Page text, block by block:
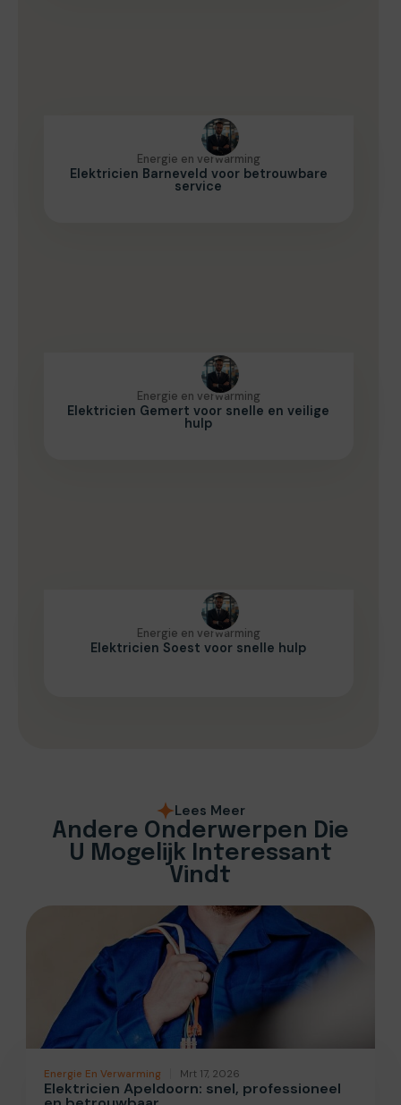
Energie en verwarming
Elektricien Barneveld voor betrouwbare
service
Energie en verwarming
Elektricien Gemert voor snelle en veilige
hulp
Energie en verwarming
Elektricien Soest voor snelle hulp
Lees Meer
Andere Onderwerpen Die
U Mogelijk Interessant
Vindt
Energie En Verwarming Mrt 17, 2026
Elektricien Apeldoorn: snel, professioneel